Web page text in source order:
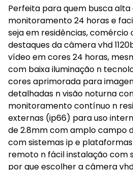
Perfeita para quem busca alta
monitoramento 24 horas e
seja em residências, comércio
destaques da câmera vhd
vídeo em cores 24 horas,
com baixa iluminação n
cores aprimorada para
detalhadas n visão noturna
monitoramento contínuo n
externas (ip66) para uso
de 2.8mm com amplo campo
com sistemas ip e
remoto n fácil instalação com
por que escolher a câmera